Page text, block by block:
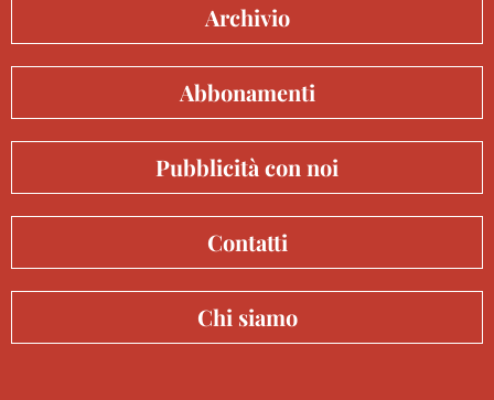
Archivio
Abbonamenti
Pubblicità con noi
Contatti
Chi siamo